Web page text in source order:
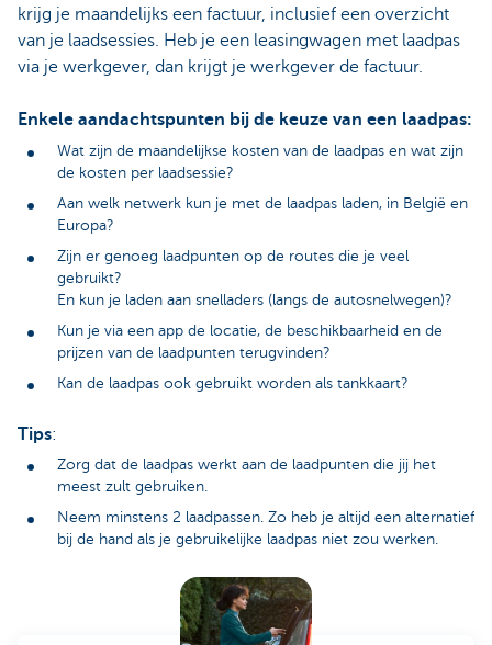
krijg je maandelijks een factuur, inclusief een overzicht
van je laadsessies. Heb je een leasingwagen met laadpas
via je werkgever, dan krijgt je werkgever de factuur.
Enkele aandachtspunten bij de keuze van een laadpas:
Wat zijn de maandelijkse kosten van de laadpas en wat zijn
de kosten per laadsessie?
Aan welk netwerk kun je met de laadpas laden, in België en
Europa?
Zijn er genoeg laadpunten op de routes die je veel
gebruikt?
En kun je laden aan snelladers (langs de autosnelwegen)?
Kun je via een app de locatie, de beschikbaarheid en de
prijzen van de laadpunten terugvinden?
Kan de laadpas ook gebruikt worden als tankkaart?
Tips:
Zorg dat de laadpas werkt aan de laadpunten die jij het
meest zult gebruiken.
Neem minstens 2 laadpassen. Zo heb je altijd een alternatief
bij de hand als je gebruikelijke laadpas niet zou werken.